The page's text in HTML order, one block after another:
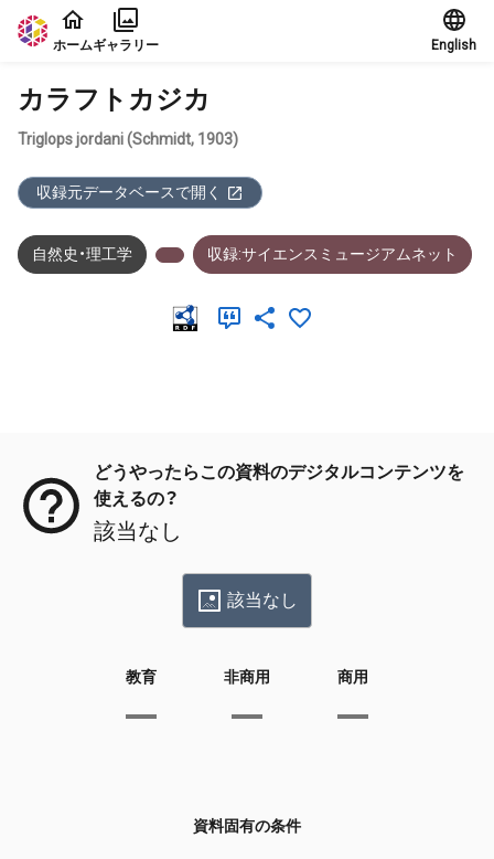
本文に飛ぶ
ホームギャラリー English
カラフトカジカ
Triglops jordani (Schmidt, 1903)
収録元データベースで開く
自然史・理工学 収録:サイエンスミュージアムネット
どうやったらこの資料のデジタルコンテンツを
使えるの？
該当なし
該当なし
教育 非商用 商用
資料固有の条件